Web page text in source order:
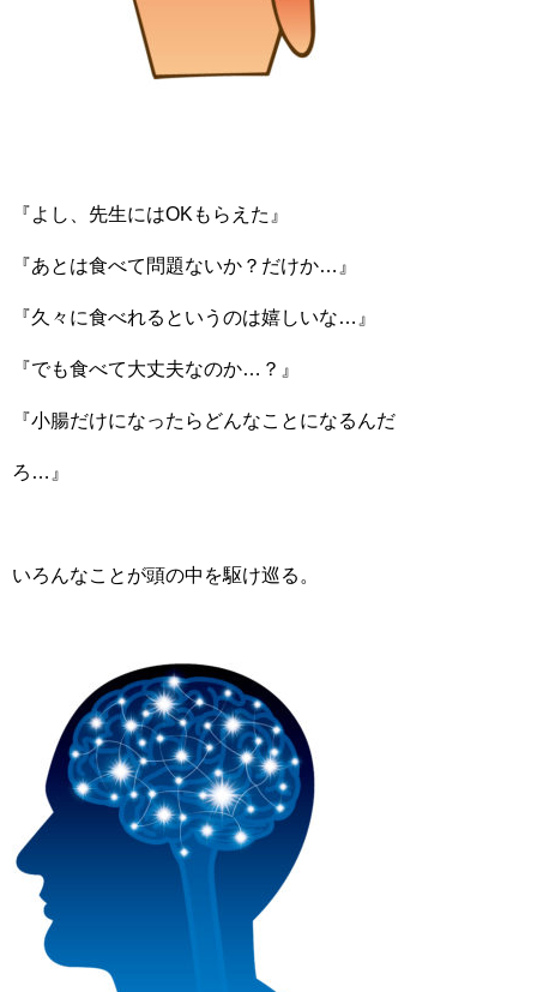
『よし、先生にはOKもらえた』
『あとは食べて問題ないか？だけか…』
『久々に食べれるというのは嬉しいな…』
『でも食べて大丈夫なのか…？』
『小腸だけになったらどんなことになるんだ
ろ…』
いろんなことが頭の中を駆け巡る。